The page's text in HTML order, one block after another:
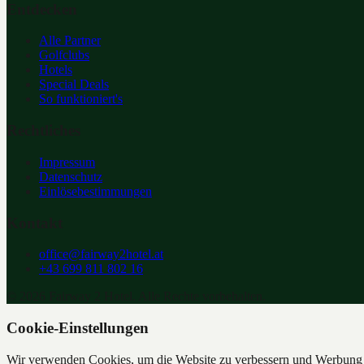
Alle Partner
Golfclubs
Hotels
Special Deals
So funktioniert's
Impressum
Datenschutz
Einlösebestimmungen
office@fairway2hotel.at
+43 699 811 802 16
Cookie-Einstellungen
Wir verwenden Cookies, um die Website zu verbessern und